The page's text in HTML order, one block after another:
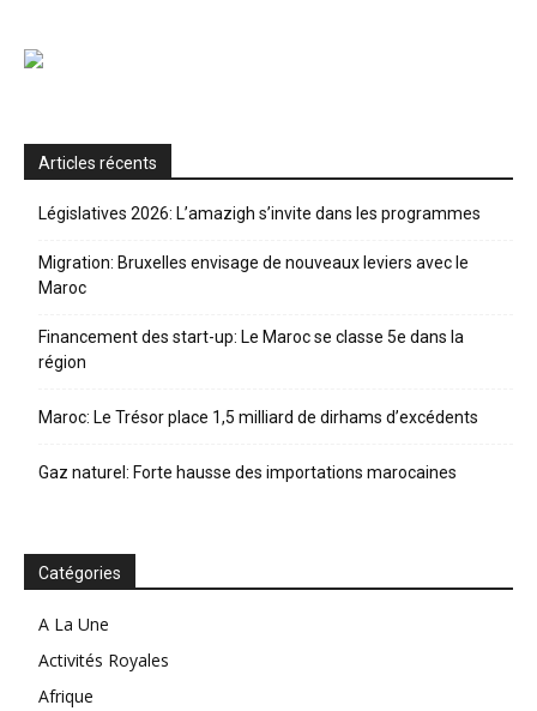
Articles récents
Législatives 2026: L’amazigh s’invite dans les programmes
Migration: Bruxelles envisage de nouveaux leviers avec le
Maroc
Financement des start-up: Le Maroc se classe 5e dans la
région
Maroc: Le Trésor place 1,5 milliard de dirhams d’excédents
Gaz naturel: Forte hausse des importations marocaines
Catégories
A La Une
Activités Royales
Afrique